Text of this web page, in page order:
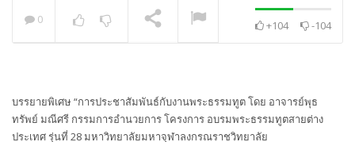
0 +104 -104
บรรยายพิเศษ “การประชาสัมพันธ์กับงานพระธรรมทูต โดย อาจารย์พุธ
ทรัพย์ มณีศรี กรรมการอำนวยการ โครงการ อบรมพระธรรมทูตสายต่าง
ประเทศ รุ่นที่ 28 มหาวิทยาลัยมหาจุฬาลงกรณราชวิทยาลัย